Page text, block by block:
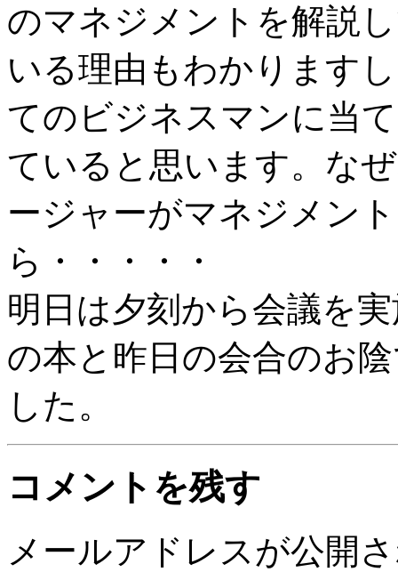
のマネジメントを解説
いる理由もわかります
てのビジネスマンに当
ていると思います。な
ージャーがマネジメン
ら・・・・・
明日は夕刻から会議を
の本と昨日の会合のお
した。
コメントを残す
メールアドレスが公開